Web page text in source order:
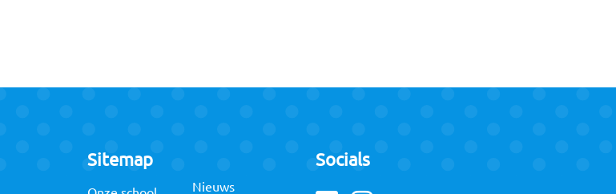
Sitemap
Nieuws
Socials